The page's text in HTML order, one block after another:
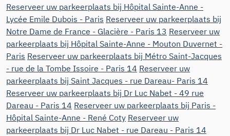
Reserveer uw parkeerplaats bij Hôpital Sainte-Anne -
Lycée Emile Dubois - Paris Reserveer uw parkeerplaats bij
Notre Dame de France - Glacière - Paris 13 Reserveer uw
parkeerplaats bij Hôpital Sainte-Anne - Mouton Duvernet -
Paris Reserveer uw parkeerplaats bij Métro Saint-Jacques
- rue de la Tombe Issoire - Paris 14 Reserveer uw
parkeerplaats bij Saint Jacques - rue Dareau- Paris 14
Reserveer uw parkeerplaats bij Dr Luc Nabet - 49 rue
Dareau - Paris 14 Reserveer uw parkeerplaats bij Paris -
Hôpital Sainte-Anne - René Coty Reserveer uw
parkeerplaats bij Dr Luc Nabet - rue Dareau - Paris 14